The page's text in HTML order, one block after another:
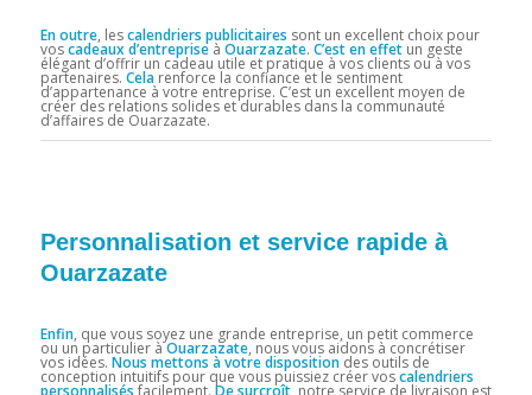
En outre, lescalendriers publicitaires sont un excellent choix pour
voscadeaux d’entrepriseà Ouarzazate. C’est en effetun geste
élégant d’offrir un cadeau utile et pratique à vos clients ou à vos
partenaires. Celarenforce la confiance et le sentiment
d’appartenance à votre entreprise. C’est un excellent moyen de
créer des relations solides et durables dans la communauté
d’affaires de Ouarzazate.
Personnalisation et service rapide à
Ouarzazate
Enfin, que vous soyez une grande entreprise, un petit commerce
ou un particulier àOuarzazate, nous vous aidons à concrétiser
vos idées. Nous mettons à votre dispositiondes outils de
conception intuitifs pour que vous puissiez créer voscalendriers
personnalisés facilement. De surcroît, notre service de livraison est